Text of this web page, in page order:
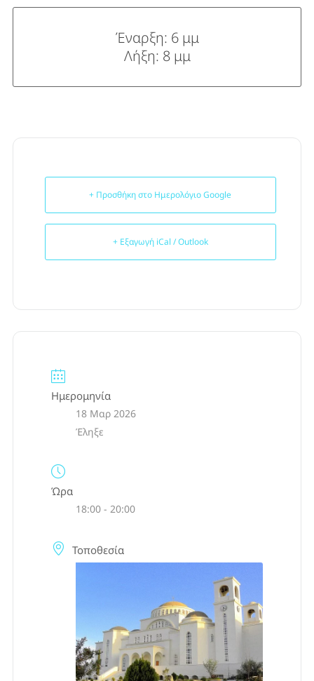
Έναρξη: 6 μμ
Λήξη: 8 μμ
+ Προσθήκη στο Ημερολόγιο Google
+ Εξαγωγή iCal / Outlook
Ημερομηνία
18 Μαρ 2026
Έληξε
Ώρα
18:00 - 20:00
Τοποθεσία